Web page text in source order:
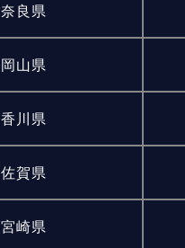
奈良県
岡山県
香川県
佐賀県
宮崎県